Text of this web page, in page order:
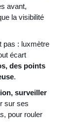
avant,
la visibilité
pas : luxmètre
écart
des points
.
surveiller
sur ses
pour rouler